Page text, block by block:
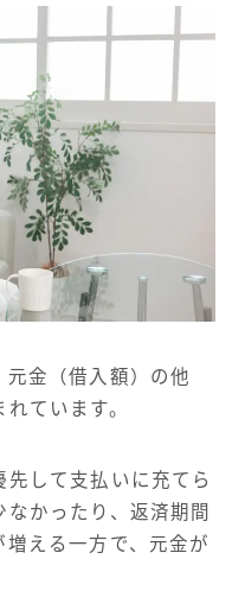
元金（借入額）の他
れています。
して支払いに充てら
かったり、返済期間
える一方で、元金が